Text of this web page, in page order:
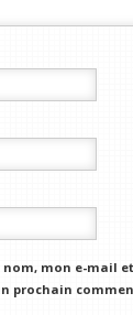
nom, mon e-mail
prochain